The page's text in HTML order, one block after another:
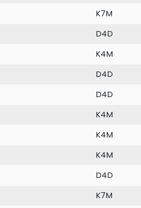
K7M
D4D
K4M
D4D
D4D
K4M
K4M
K4M
D4D
K7M